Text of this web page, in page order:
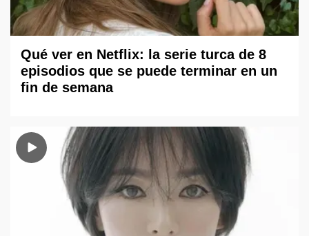
Qué ver en Netflix: la serie turca de 8
episodios que se puede terminar en un
fin de semana